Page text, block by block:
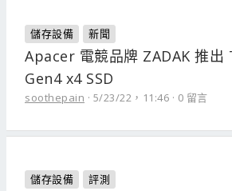
儲存設備 新聞
Apacer 電競品牌 ZADAK 推出
Gen4 x4 SSD
soothepain 5/23/22，11:46 0 留言
儲存設備 評測